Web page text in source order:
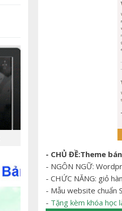
- CHỦ ĐỀ:Theme
- NGÔN NGỮ:
- CHỨC NĂNG: giỏ
- Mẫu website chuẩn
- Tặng kèm khóa học